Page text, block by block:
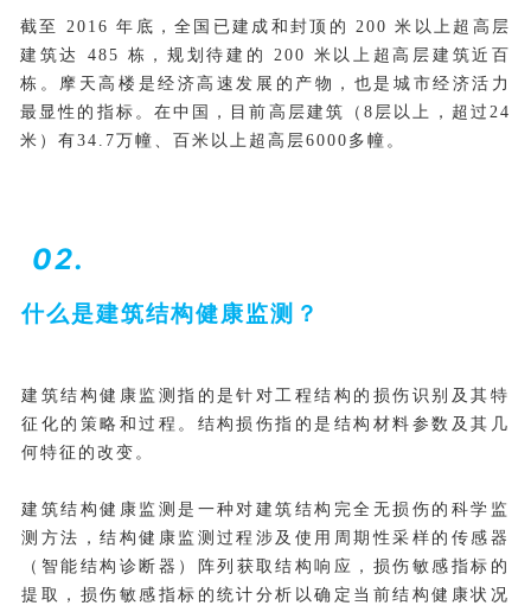
截至 2016 年底，全国已建成和封顶的 200 米以上超高层
建筑达 485 栋，规划待建的 200 米以上超高层建筑近百
栋。摩天高楼是经济高速发展的产物，也是城市经济活力
最显性的指标。在中国，目前高层建筑（8层以上，超过24
米）有34.7万幢、百米以上超高层6000多幢。
02.
什么是建筑结构健康监测？
建筑结构健康监测指的是针对工程结构的损伤识别及其特
征化的策略和过程。结构损伤指的是结构材料参数及其几
何特征的改变。
建筑结构健康监测是一种对建筑结构完全无损伤的科学监
测方法，结构健康监测过程涉及使用周期性采样的传感器
（ 智能结构诊断器 ）阵列获取结构响应，损伤敏感指标的
提取，损伤敏感指标的统计分析以确定当前结构健康状况